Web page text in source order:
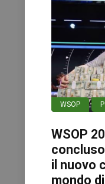
WSOP
WSOP
il nuovo
mondo